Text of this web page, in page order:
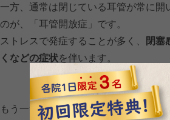
一方、通常は閉じている耳管が常に開
のが、「耳管開放症」です。
ストレスで発症することが多く、
閉塞
くなどの症状を伴います。
もう一つ可能性があるのが、鼓膜を動